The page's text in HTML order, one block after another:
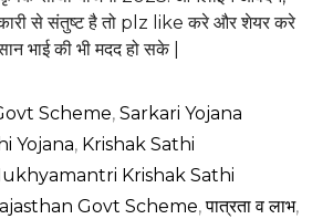
से संतुष्ट है तो plz like करे और शेयर करे
भाई की भी मदद हो सके |
Scheme, Sarkari Yojana
Yojana, Krishak Sathi
Krishak Sathi
Govt Scheme,पात्रता व लाभ,